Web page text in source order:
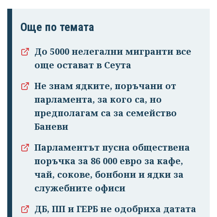
Успешно
излязохте от
профила си!
Още по темата
До 5000 нелегални мигранти все
още остават в Сеута
Не знам ядките, поръчани от
парламента, за кого са, но
предполагам са за семейство
Баневи
Парламентът пусна обществена
поръчка за 86 000 евро за кафе,
чай, сокове, бонбони и ядки за
служебните офиси
ДБ, ПП и ГЕРБ не одобриха датата